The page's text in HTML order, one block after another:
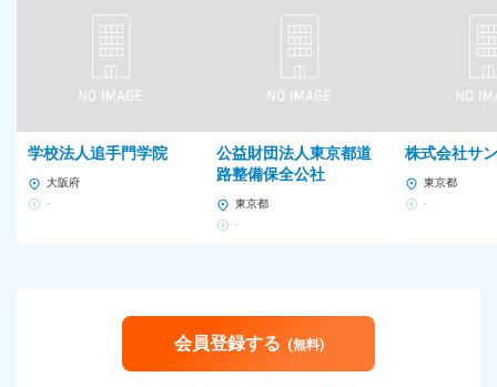
学校法人追手門学院
大阪府
-
公益財団法人東京都道
路整備保全公社
東京都
-
株式会社サ
東京都
-
会員登録する (無料)